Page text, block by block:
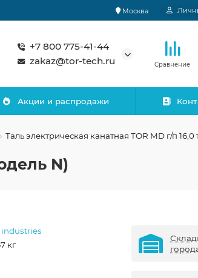
Москва
+7 800 775-41-44
zakaz@tor-tech.ru
Сравнение
Акции и распродажи
Таль электрическая канатная TOR MD г/п 16,0
N)
industries
кг